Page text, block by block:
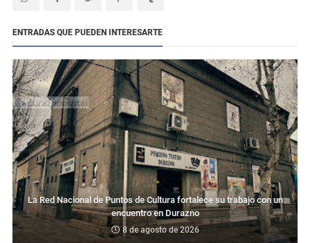
ENTRADAS QUE PUEDEN INTERESARTE
La Red Nacional de Puntos de Cultura fortalece su trabajo con un
encuentro en Durazno
8 de agosto de 2026